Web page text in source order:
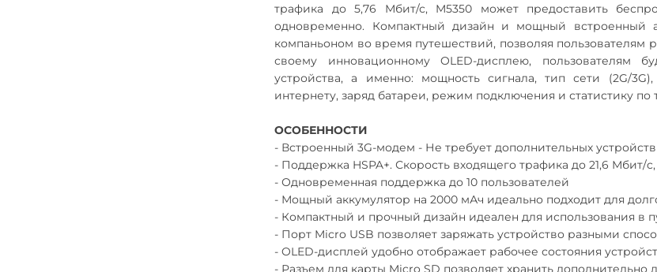
трафика до 5,76 Мбит/с, M5350 может предоставить
одновременно. Компактный дизайн и мощный встроенный
компаньоном во время путешествий, позволяя пользователям
своему инновационному OLED-дисплею, пользователям
устройства, а именно: мощность сигнала, тип сети (2G/
интернету, заряд батареи, режим подключения и статистику по
ОСОБЕННОСТИ
- Встроенный 3G-модем - Не требует дополнительных устройств
- Поддержка HSPA+. Скорость входящего трафика до 21,6 Мбит/
- Одновременная поддержка до 10 пользователей
- Мощный аккумулятор на 2000 мАч идеально подходит для
- Компактный и прочный дизайн идеален для использования в
- Порт Micro USB позволяет заряжать устройство разными
- OLED-дисплей удобно отображает рабочее состояния
- Разъем для карты Micro SD позволяет хранить дополнительно